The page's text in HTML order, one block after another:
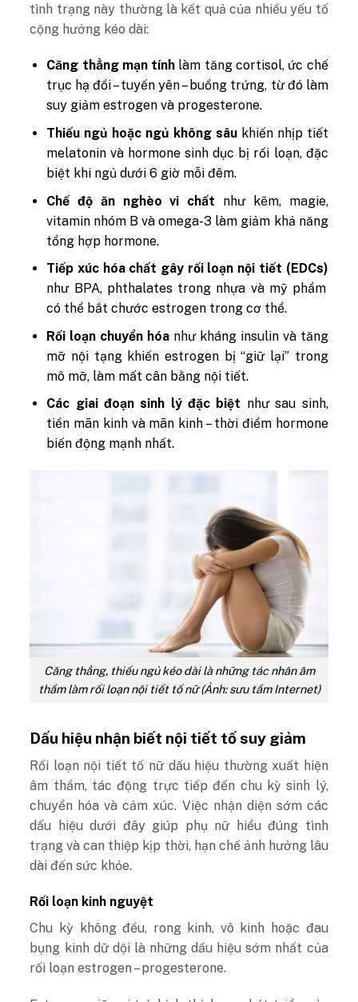
tình trạng này thường là kết quả của nhiều yếu tố
cộng hưởng kéo dài:
Căng thẳng mạn tính làm tăng cortisol, ức chế
trục hạ đồi – tuyến yên – buồng trứng, từ đó làm
suy giảm estrogen và progesterone.
Thiếu ngủ hoặc ngủ không sâukhiến nhịp tiết
melatonin và hormone sinh dục bị rối loạn, đặc
biệt khi ngủ dưới 6 giờ mỗi đêm.
Chế độ ăn nghèo vi chất như kẽm, magie,
vitamin nhóm B và omega-3 làm giảm khả năng
tổng hợp hormone.
Tiếp xúc hóa chất gây rối loạn nội tiết (EDCs)
như BPA, phthalates trong nhựa và mỹ phẩm
có thể bắt chước estrogen trong cơ thể.
Rối loạn chuyển hóanhư kháng insulin và tăng
mỡ nội tạng khiến estrogen bị “giữ lại” trong
mô mỡ, làm mất cân bằng nội tiết.
Các giai đoạn sinh lý đặc biệt như sau sinh,
tiền mãn kinh và mãn kinh – thời điểm hormone
biến động mạnh nhất.
Căng thẳng, thiếu ngủ kéo dài là những tác nhân âm
thầm làm rối loạn nội tiết tố nữ (Ảnh: sưu tầm Internet)
Dấu hiệu nhận biết nội tiết tố suy giảm
Rối loạn nội tiết tố nữ dấu hiệu thường xuất hiện
âm thầm, tác động trực tiếp đến chu kỳ sinh lý,
chuyển hóa và cảm xúc. Việc nhận diện sớm các
dấu hiệu dưới đây giúp phụ nữ hiểu đúng tình
trạng và can thiệp kịp thời, hạn chế ảnh hưởng lâu
dài đến sức khỏe.
Rối loạn kinh nguyệt
Chu kỳ không đều, rong kinh, vô kinh hoặc đau
bụng kinh dữ dội là những dấu hiệu sớm nhất của
rối loạn estrogen – progesterone.